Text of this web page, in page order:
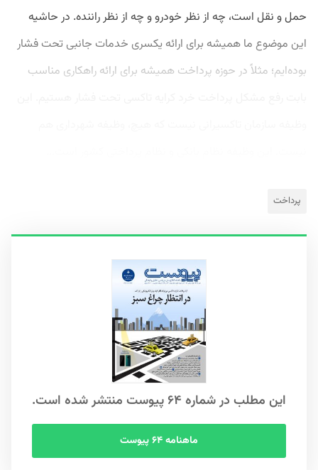
حمل و نقل است، چه از نظر خودرو و چه از نظر راننده. در حاشیه
این موضوع ما همیشه برای ارائه یکسری خدمات جانبی تحت فشار
بوده‌ایم؛ مثلاً در حوزه پرداخت همیشه برای ارائه راهکاری مناسب
پرداخت
این مطلب در شماره ۶۴ پیوست منتشر شده است.
ماهنامه ۶۴ پیوست